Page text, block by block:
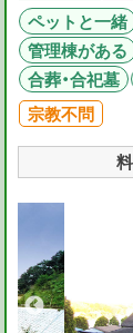
ペットと一緒
管理棟がある
合葬・合祀墓
宗教不問